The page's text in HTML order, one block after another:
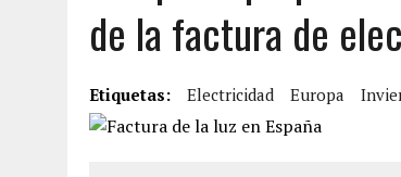
6 AGOSTO, 2026
MISTERIOSA MUERTE DE
CONMOCIÓN EN
de la factura de
Etiquetas: Electricidad Europa